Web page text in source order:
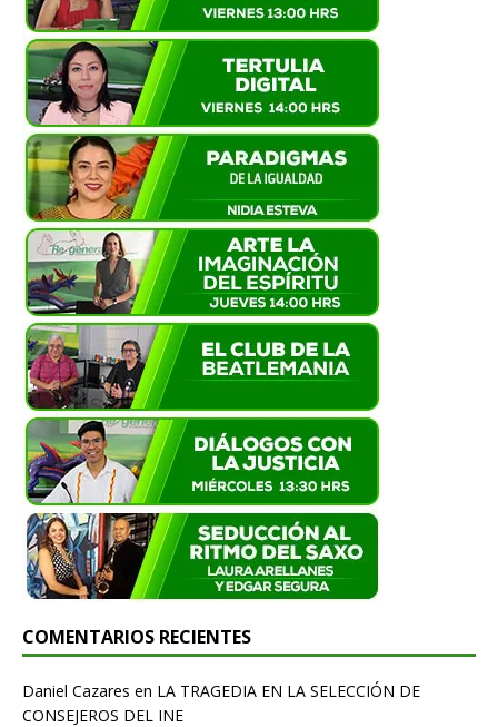
COMENTARIOS RECIENTES
Daniel Cazares en LA TRAGEDIA EN LA SELECCIÓN DE
CONSEJEROS DEL INE